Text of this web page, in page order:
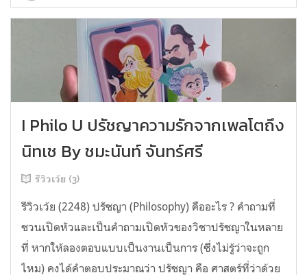
I Philo U ปรัชญาความรักจากเพลโตถึง
นิทเช By ชมะนันท์ จันทร์ศรี
รีวิวเว้ย (3)
รีวิวเว้ย (2248) ปรัชญา (Philosophy) คืออะไร ? คำถามที่
ชวนเปิดหัวและเป็นคำถามเปิดหัวของวิชาปรัชญาในหลาย
ที่ หากให้ลองตอบแบบเป็นงานเป็นการ (ซึ่งไม่รู้ว่าจะถูก
ไหม) คงได้คำตอบประมาณว่า ปรัชญา คือ ศาสตร์ที่ว่าด้วย